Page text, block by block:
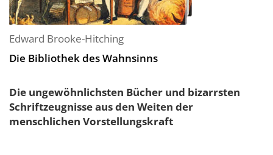
Edward Brooke-Hitching
Die Bibliothek des Wahnsinns
Die ungewöhnlichsten Bücher und bizarrsten
Schriftzeugnisse aus den Weiten der
menschlichen Vorstellungskraft